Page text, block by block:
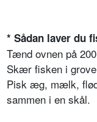
* Sådan laver du
Tænd ovnen på 200
Skær fisken i
Pisk æg, mælk,
sammen i en skål.